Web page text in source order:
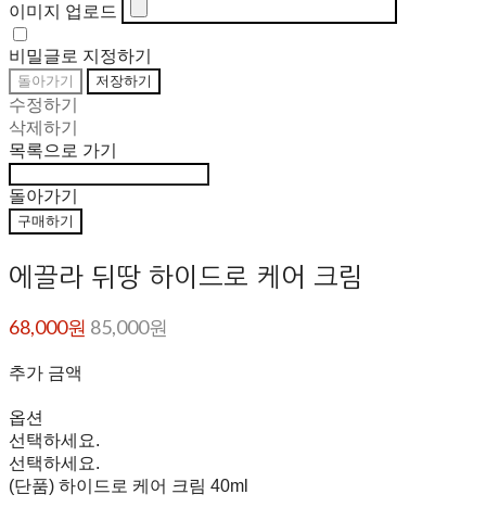
이미지 업로드
비밀글로 지정하기
돌아가기 저장하기
수정하기
삭제하기
목록으로 가기
돌아가기
구매하기
에끌라 뒤땅 하이드로 케어 크림
68,000원 85,000원
추가 금액
옵션
선택하세요.
선택하세요.
(단품) 하이드로 케어 크림 40ml